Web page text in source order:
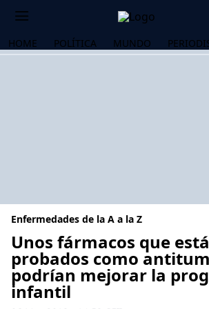
HOME POLÍTICA MUNDO
Enfermedades de la A a la Z
Unos fármacos que
probados como
podrían mejorar la
infantil